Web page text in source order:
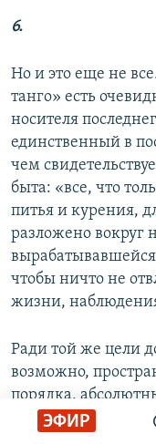
ЭФИР
6.
Но и это еще не
танго» есть
носителя
единственный в
чем
быта: «все, что
питья и курения,
разложено вокруг
чтобы ничто не
жизни,
Ради той же цели
возможно,
порядка,
является. В силу